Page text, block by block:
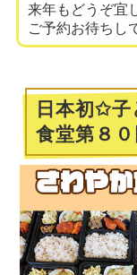
来年もどうぞ宜
ご予約お待ちし
日本初✩子
食堂第８